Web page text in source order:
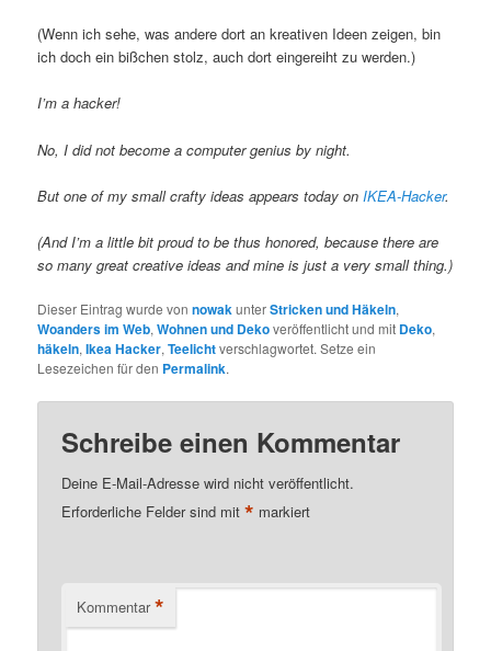
(Wenn ich sehe, was andere dort an kreativen Ideen zeigen, bin
ich doch ein bißchen stolz, auch dort eingereiht zu werden.)
I’m a hacker!
No, I did not become a computer genius by night.
But one of my small crafty ideas appears today on IKEA-Hacker.
(And I’m a little bit proud to be thus honored, because there are
so many great creative ideas and mine is just a very small thing.)
Dieser Eintrag wurde vonnowakunterStricken und Häkeln,
Woanders im Web,Wohnen und Dekoveröffentlicht und mit Deko,
häkeln,Ikea Hacker,Teelichtverschlagwortet. Setze ein
Lesezeichen für den Permalink.
Schreibe einen Kommentar
Deine E-Mail-Adresse wird nicht veröffentlicht.
Erforderliche Felder sind mit* markiert
Kommentar *